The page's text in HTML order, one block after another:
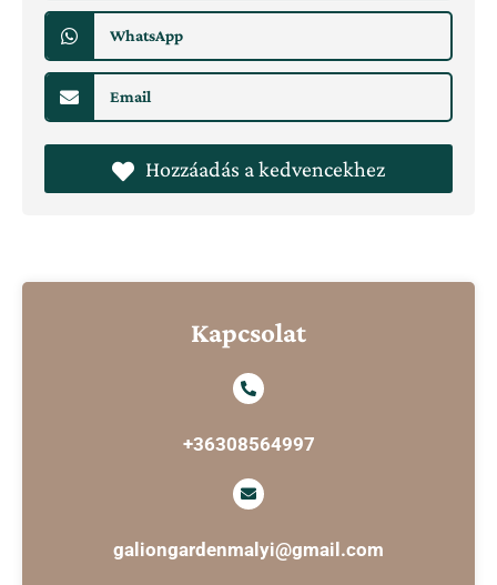
WhatsApp
Email
Hozzáadás a kedvencekhez
Kapcsolat
+36308564997
galiongardenmalyi@gmail.com